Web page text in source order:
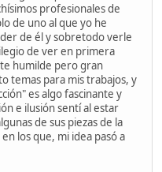
profesionales de
de uno al que yo he
de él y sobretodo verle
de ver en primera
humilde pero gran
temas para mis trabajos, y
es algo fascinante y
e ilusión sentí al estar
de sus piezas de la
los que, mi idea pasó a